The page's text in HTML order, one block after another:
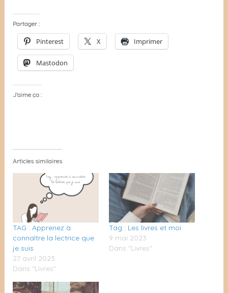
Partager :
Pinterest X Imprimer
Mastodon
J’aime ça :
Articles similaires
TAG : Apprenez à
connaître la lectrice que
je suis
27 avril 2023
Dans "Livres"
Tag : Les livres et moi
9 mai 2023
Dans "Livres"